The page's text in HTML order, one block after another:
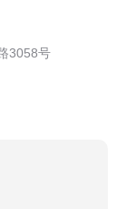
3058号